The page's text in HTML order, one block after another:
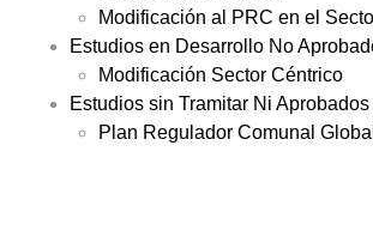
Modificación al PRC en el
Estudios en Desarrollo No
Modificación Sector Céntrico
Estudios sin Tramitar Ni Aprobados
Plan Regulador Comunal Global